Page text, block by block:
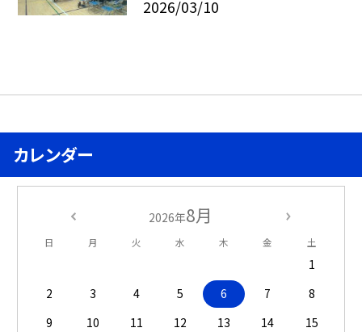
2026/03/10
カレンダー
2026年8月
日 月 火 水 木 金 土
1
2
3 4 5 6 7
8
9
10 11 12 13 14
15